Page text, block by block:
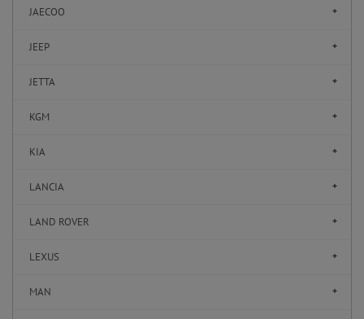
JAECOO
JEEP
JETTA
KGM
KIA
LANCIA
LAND ROVER
LEXUS
MAN